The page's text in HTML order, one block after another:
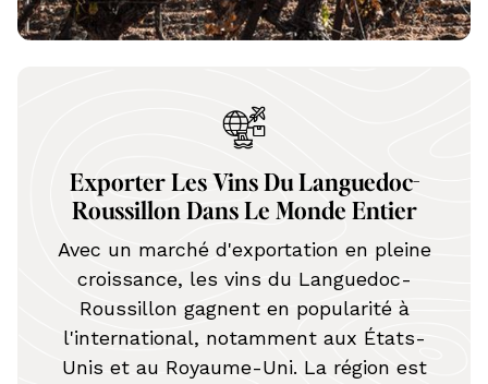
Exporter Les Vins Du Languedoc-
Roussillon Dans Le Monde Entier
Avec un marché d'exportation en pleine
croissance, les vins du Languedoc-
Roussillon gagnent en popularité à
l'international, notamment aux États-
Unis et au Royaume-Uni. La région est